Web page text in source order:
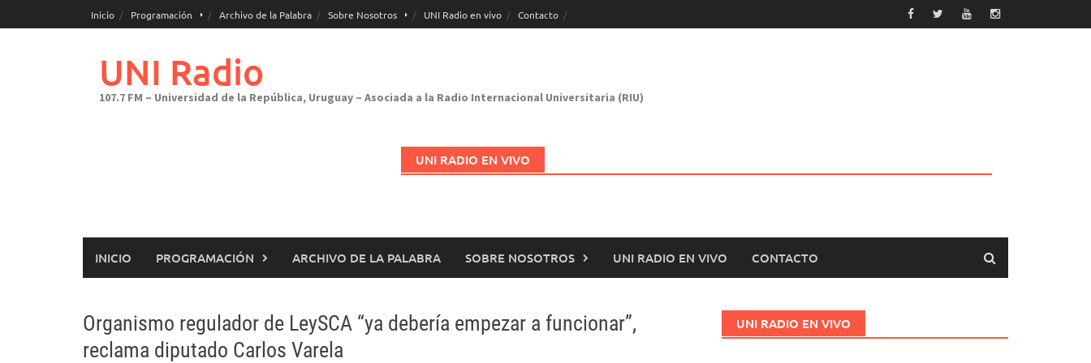
al
Inicio Programación Archivo de la Palabra Sobre Nosotros UNI Radio en vivo Contacto
UNI Radio
107.7 FM – Universidad de la República, Uruguay – Asociada a la Radio Internacional Universitaria (RIU)
UNI RADIO EN VIVO
INICIO PROGRAMACIÓN ARCHIVO DE LA PALABRA SOBRE NOSOTROS UNI RADIO EN VIVO CONTACTO
Organismo regulador de LeySCA “ya debería empezar a funcionar”,
reclama diputado Carlos Varela
UNI RADIO EN VIVO